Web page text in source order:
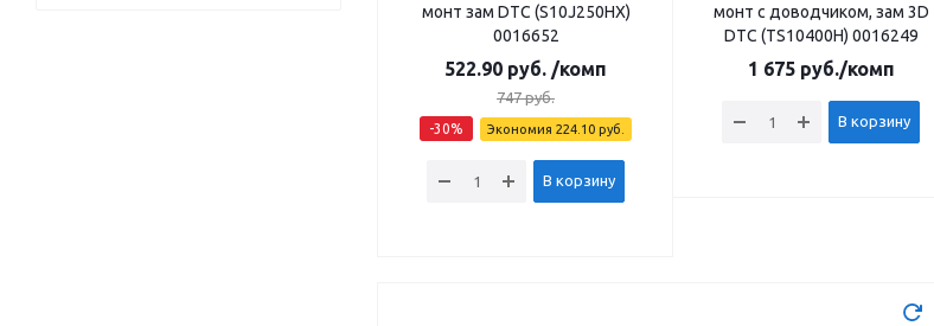
монт зам DTC (S10J250НХ)
0016652
522.90 руб. /комп
747руб.
-30% Экономия 224.10руб.
В корзину
монт с доводчиком, зам 3D
DTC (TS10400H) 0016249
1 675руб./комп
В корзину